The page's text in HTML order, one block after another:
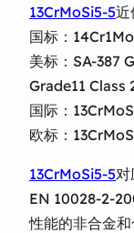
13CrMoSi5-5近
国标：
美标：SA-387
Grade11 Class
国际：
欧标：
13CrMoSi5-5对
EN 10028-2-
性能的非合金